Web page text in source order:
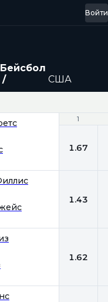
Войти
Бейсбол
США
11
1.67
1.43
1.62